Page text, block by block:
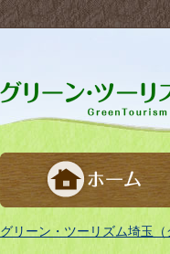
グリーンツーリズム埼玉 緑
グリーン・ツーリズム埼玉（